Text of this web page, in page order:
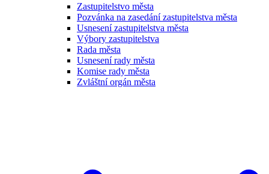
Zastupitelstvo města
Pozvánka na zasedání zastupitelstva města
Usnesení zastupitelstva města
Výbory zastupitelstva
Rada města
Usnesení rady města
Komise rady města
Zvláštní orgán města